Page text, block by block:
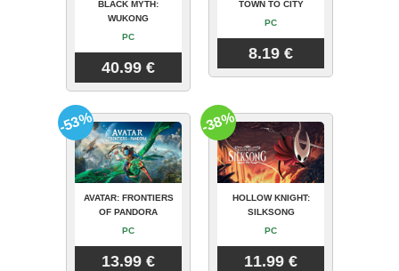
BLACK MYTH:
WUKONG
PC
40.99 €
TOWN TO CITY
PC
8.19 €
AVATAR: FRONTIERS
OF PANDORA
PC
13.99 €
-53%
HOLLOW KNIGHT:
SILKSONG
PC
11.99 €
-38%